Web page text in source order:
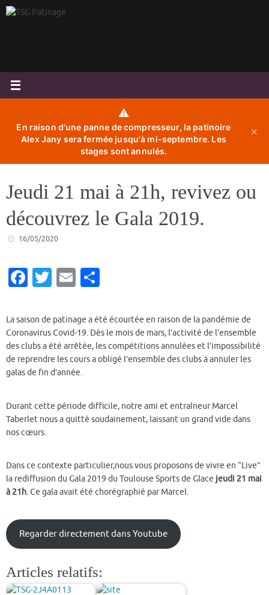
Passer
au
⚠️
En raison d'une panne de compresseur, la patinoire
Alex Jany sera fermée jusqu'à mi-septembre. Les
stages sont annulés.
✕
Jeudi 21 mai à 21h, revivez ou
découvrez le Gala 2019.
16/05/2020
Fa
e
b
o
o
T
it
te
r
E
ai
l
ta
g
er
La saison de patinage a été écourtée en raison de la pandémie de
Coronavirus Covid-19. Dès le mois de mars, l’activité de l’ensemble
des clubs a été arrêtée, les compétitions annulées et l’impossibilité
de reprendre les cours a obligé l’ensemble des clubs à annuler les
galas de fin d’année.
Durant cette période difficile, notre ami et entraîneur Marcel
Taberlet nous a quitté soudainement, laissant un grand vide dans
nos cœurs.
Dans ce contexte particulier,nous vous proposons de vivre en “Live”
la rediffusion du Gala 2019 du Toulouse Sports de Glace jeudi 21 mai
à 21h. Ce gala avait été chorégraphié par Marcel.
Regarder directement dans Youtube
Articles relatifs: